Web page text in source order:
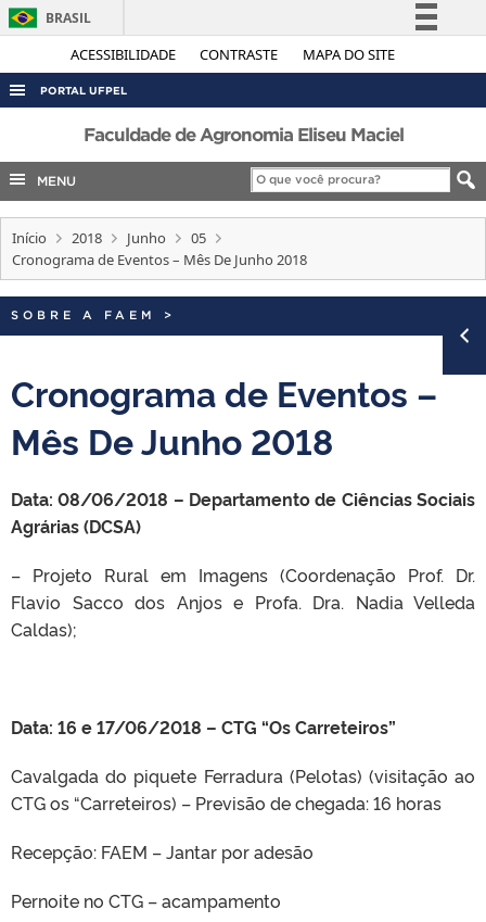
ACESSIBILIDADE CONTRASTE MAPA DO SITE
BRASIL
Simplifique!
Legislação
Canais
PORTAL UFPEL
ACESSO À INFORMAÇÃO
AUDITORIA
COBALTO
CONCURSOS
INTERNACIONAL
Faculdade de Agronomia Eliseu Maciel
MENU
Início 2018 Junho
05
Cronograma de Eventos – Mês De Junho 2018
SOBRE A FAEM >
Cronograma de Eventos –
Mês De Junho 2018
Data: 08/06/2018 – Departamento de Ciências Sociais
Agrárias (DCSA)
– Projeto Rural em Imagens (Coordenação Prof. Dr.
Flavio Sacco dos Anjos e Profa. Dra. Nadia Velleda
Caldas);
Data: 16 e 17/06/2018 – CTG “Os Carreteiros”
Cavalgada do piquete Ferradura (Pelotas) (visitação ao
CTG os “Carreteiros) – Previsão de chegada: 16 horas
Recepção: FAEM – Jantar por adesão
Pernoite no CTG – acampamento